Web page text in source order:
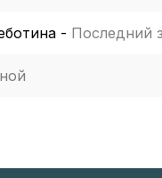
- Последний